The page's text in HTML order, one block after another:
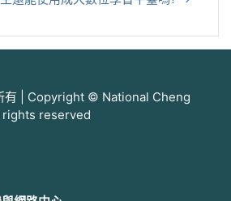
有 | Copyright © National Cheng
reserved